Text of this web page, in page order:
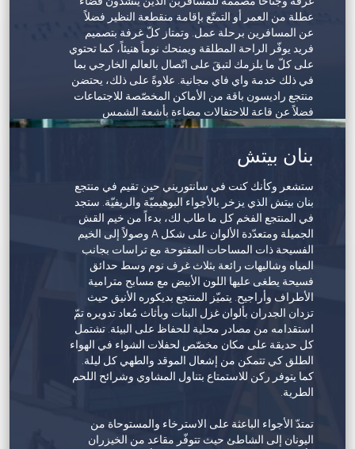
عطلة من العمر أو التمتّع بإقامة منقطعة النظير فضلاً
عن المسافرين برحلة عمل. وتمتاز كلّ غرفة بتصميم
فريد يوفّر الراحة المطلقة ويمنحك نوماً هنيئاً، كما تحتوي
على كلّ ما يلزمك لتبقَ على اتّصال بالعالم الخارجي بما
في ذلك خدمة واي فاي مجانية. علاوةً على ذلك، يحتضن
منتجع راديسون باقة من الأماكن المخصّصة للاجتماعات
فضلاً عن قاعة للاحتفالات مضاءة بأشعة الشمس
الطبيعية. ويقع المنتجع على مرمى حجرٍ من الوجهات
التي تقدّم باقة من الأنشطة المحليّة التي يمكنك الاختيار
فيما بينها لتنغمس في تجربة مذهلة.
بنان بيتش
ستشعر وكأنك كنت في سانتوريني حين تقيم في منتجع
بنان بيتش الذي يزخر بالأجواء البوهيميّة والريفيّة. ستجد
في المنتجع الفخم كل ما طاب لك، بدءاً من خيم القش
الجميلة ومتعدّدة الألوان على شكل A وصولاً إلى الخيم
الفسيحة ذات المساحات المفتوحة مع تراسات بجانب
المياه وشاليهات رائعة بثلاث غرف نوم وسط حدائق
فسيحة يطغى عليها اللون الأبيض مع مسابح مترامية
الأطراف وأراجيح. يتميّز المنتجع بديكوره الأنيق حيث
تزدان الجدران بألوان غزل البنات وبأثاث مُعاد تدويره تمّ
استقدامه من مصادر محلية للحفاظ على البيئة. تشتمل
كل حديقة على مكان مخصّص لحفلات الشواء في الهواء
الطلق كي تتمكن من إشعال الموقد والطهي كل ليلة.
كما يتوفر ركن للاستمتاع بتناول المشاوي وشرائح اللحم
الطرية.
تمتدّ الأجواء الباعثة على الاسترخاء والمستوحاة من
اليونان إلى الشاطئ حيث تتوفّر مقاعد من الخيزران
منتجع شاطئ سوفيتل الحمراء
انغمس في حالة الاسترخاء الفائقة على الشاطئ أو في